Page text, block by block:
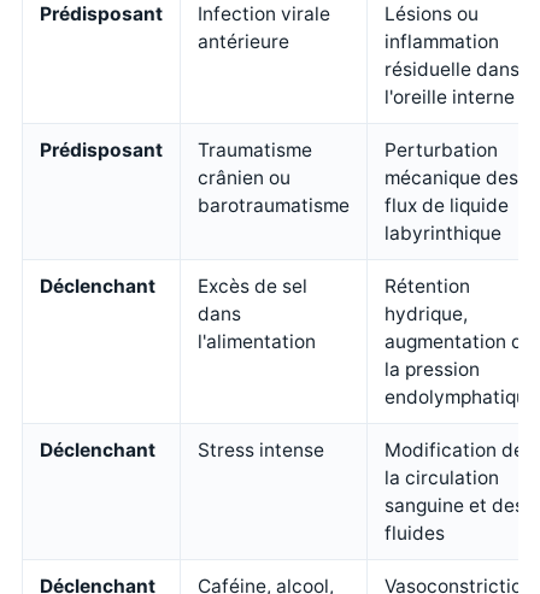
Prédisposant
Infection virale
antérieure
Lésions ou
inflammation
résiduelle dans
l'oreille interne
Prédisposant
Traumatisme
crânien ou
barotraumatisme
Perturbation
mécanique des
flux de liquide
labyrinthique
Déclenchant
Excès de sel
dans
l'alimentation
Rétention
hydrique,
augmentation de
la pression
endolymphatique
Déclenchant Stress intense
Modification de
la circulation
sanguine et des
fluides
Déclenchant Caféine, alcool, Vasoconstriction